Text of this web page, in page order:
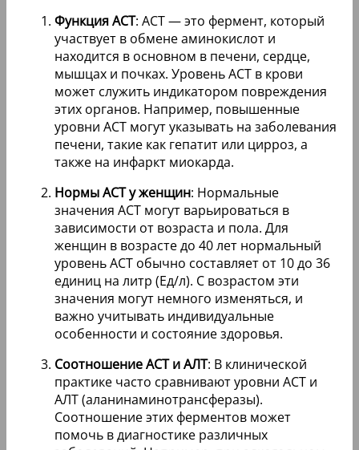
Функция АСТ: АСТ — это фермент, который
участвует в обмене аминокислот и
находится в основном в печени, сердце,
мышцах и почках. Уровень АСТ в крови
может служить индикатором повреждения
этих органов. Например, повышенные
уровни АСТ могут указывать на заболевания
печени, такие как гепатит или цирроз, а
также на инфаркт миокарда.
Нормы АСТ у женщин: Нормальные
значения АСТ могут варьироваться в
зависимости от возраста и пола. Для
женщин в возрасте до 40 лет нормальный
уровень АСТ обычно составляет от 10 до 36
единиц на литр (Ед/л). С возрастом эти
значения могут немного изменяться, и
важно учитывать индивидуальные
особенности и состояние здоровья.
Соотношение АСТ и АЛТ: В клинической
практике часто сравнивают уровни АСТ и
АЛТ (аланинаминотрансферазы).
Соотношение этих ферментов может
помочь в диагностике различных